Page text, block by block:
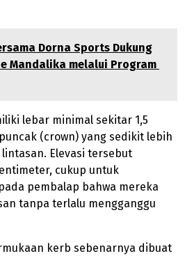
Dorna Sports Dukung
Mandalika melalui Program
lebar minimal sekitar 1,5
(crown) yang sedikit lebih
Elevasi tersebut
cukup untuk
pembalap bahwa mereka
tanpa terlalu mengganggu
kerb sebenarnya dibuat